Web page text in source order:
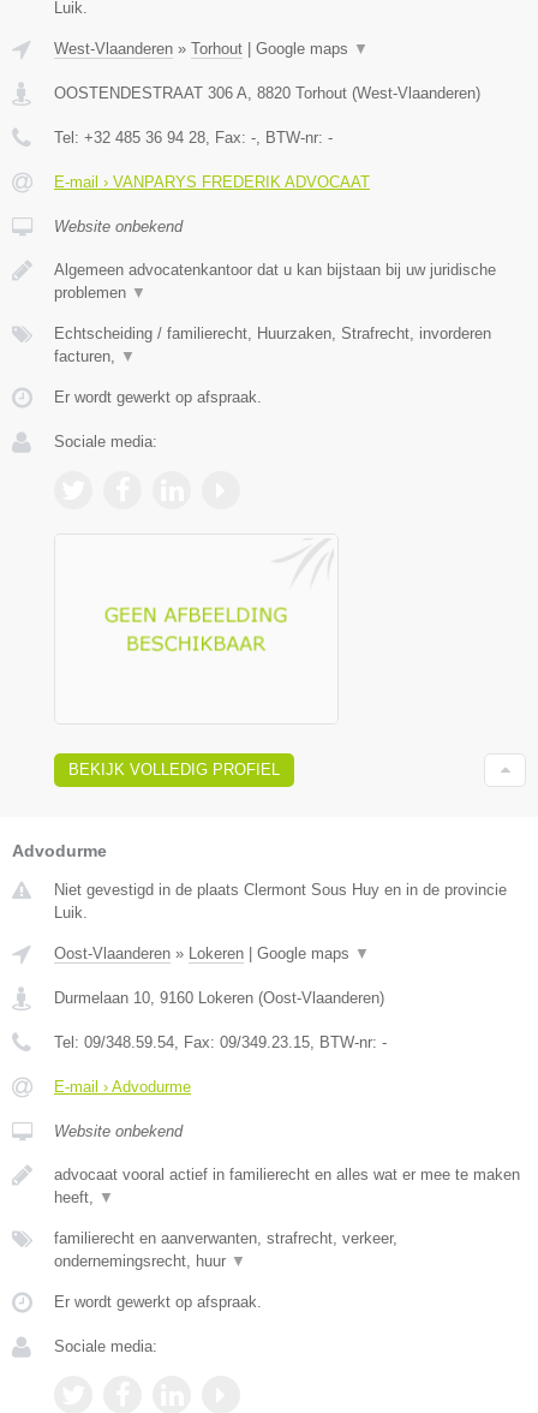
Luik.
West-Vlaanderen » Torhout Google maps ▼
OOSTENDESTRAAT 306 A, 8820 Torhout (West-Vlaanderen)
Tel: +32 485 36 94 28, Fax: -, BTW-nr: -
E-mail › VANPARYS FREDERIK ADVOCAAT
Website onbekend
Algemeen advocatenkantoor dat u kan bijstaan bij uw juridische
problemen ▼
Echtscheiding / familierecht, Huurzaken, Strafrecht, invorderen
facturen, ▼
Er wordt gewerkt op afspraak.
Sociale media:
BEKIJK VOLLEDIG PROFIEL
Advodurme
Niet gevestigd in de plaats Clermont Sous Huy en in de provincie
Luik.
Oost-Vlaanderen » Lokeren Google maps ▼
Durmelaan 10, 9160 Lokeren (Oost-Vlaanderen)
Tel: 09/348.59.54, Fax: 09/349.23.15, BTW-nr: -
E-mail › Advodurme
Website onbekend
advocaat vooral actief in familierecht en alles wat er mee te maken
heeft, ▼
familierecht en aanverwanten, strafrecht, verkeer,
ondernemingsrecht, huur ▼
Er wordt gewerkt op afspraak.
Sociale media: